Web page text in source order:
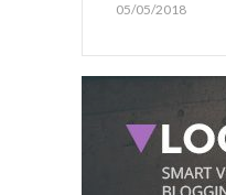
05/05/2018